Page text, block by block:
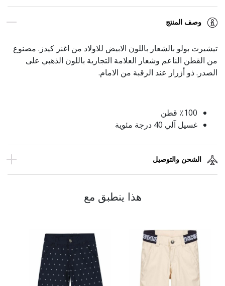
وصف المنتج
تيشيرت بولو بالشعار باللون الابيض للاولاد من اغنر كيدز. مصنوع
من القطن الناعم وشعار العلامة التجارية باللون الذهبي على
الصدر. ذو أزرار عند الرقبة من الامام.
٪100 قطن
غسيل آلي 40 درجة مئوية
الشحن والتوصيل
هذا ينطبق مع